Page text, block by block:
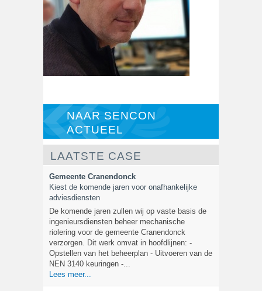
NAAR SENCON
ACTUEEL
LAATSTE CASE
Gemeente Cranendonck
Kiest de komende jaren voor onafhankelijke
adviesdiensten
De komende jaren zullen wij op vaste basis de
ingenieursdiensten beheer mechanische
riolering voor de gemeente Cranendonck
verzorgen. Dit werk omvat in hoofdlijnen: -
Opstellen van het beheerplan - Uitvoeren van de
NEN 3140 keuringen -...
Lees meer...